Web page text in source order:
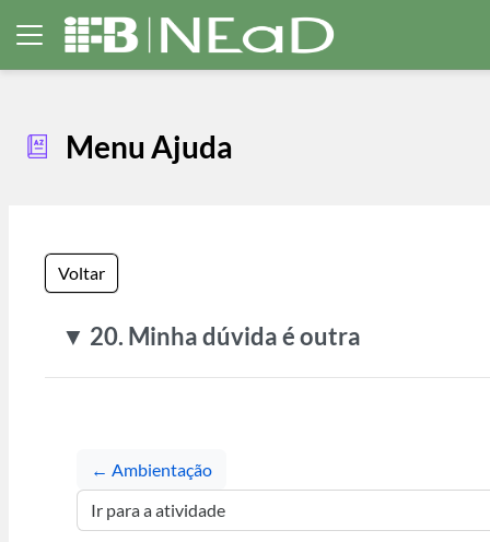
Ir para o conteúdo principal
Painel lateral
Menu Ajuda
Voltar
▼ 20. Minha dúvida é outra
← Ambientação
Ir para a atividade